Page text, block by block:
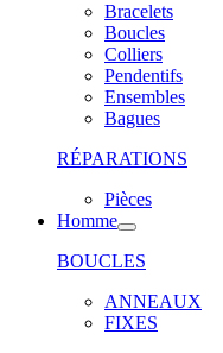
Bracelets
Boucles
Colliers
Pendentifs
Ensembles
Bagues
RÉPARATIONS
Pièces
Homme
BOUCLES
ANNEAUX
FIXES